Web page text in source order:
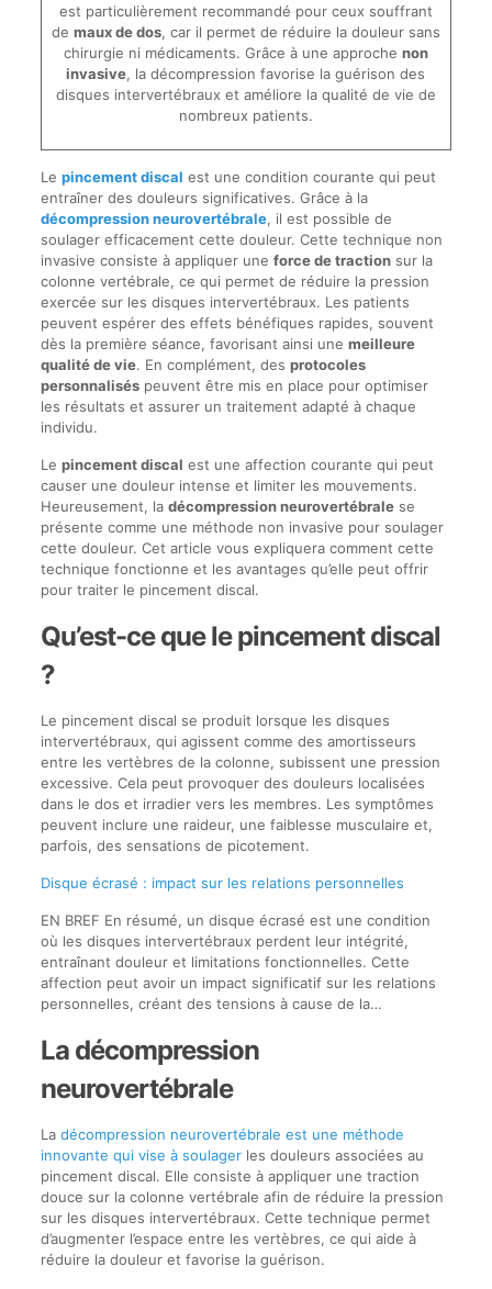
est particulièrement recommandé pour ceux souffrant
de maux de dos, car il permet de réduire la douleur sans
chirurgie ni médicaments. Grâce à une approche non
invasive, la décompression favorise la guérison des
disques intervertébraux et améliore la qualité de vie de
nombreux patients.
Le pincement discal est une condition courante qui peut
entraîner des douleurs significatives. Grâce à la
décompression neurovertébrale, il est possible de
soulager efficacement cette douleur. Cette technique non
invasive consiste à appliquer une force de tractionsur la
colonne vertébrale, ce qui permet de réduire la pression
exercée sur les disques intervertébraux. Les patients
peuvent espérer des effets bénéfiques rapides, souvent
dès la première séance, favorisant ainsi une meilleure
qualité de vie. En complément, des protocoles
personnaliséspeuvent être mis en place pour optimiser
les résultats et assurer un traitement adapté à chaque
individu.
Le pincement discal est une affection courante qui peut
causer une douleur intense et limiter les mouvements.
Heureusement, la décompression neurovertébralese
présente comme une méthode non invasive pour soulager
cette douleur. Cet article vous expliquera comment cette
technique fonctionne et les avantages qu’elle peut offrir
pour traiter le pincement discal.
Qu’est-ce que le pincement discal
?
Le pincement discal se produit lorsque les disques
intervertébraux, qui agissent comme des amortisseurs
entre les vertèbres de la colonne, subissent une pression
excessive. Cela peut provoquer des douleurs localisées
dans le dos et irradier vers les membres. Les symptômes
peuvent inclure une raideur, une faiblesse musculaire et,
parfois, des sensations de picotement.
Disque écrasé : impact sur les relations personnelles
EN BREF En résumé, un disque écrasé est une condition
où les disques intervertébraux perdent leur intégrité,
entraînant douleur et limitations fonctionnelles. Cette
affection peut avoir un impact significatif sur les relations
personnelles, créant des tensions à cause de la…
La décompression
neurovertébrale
La décompression neurovertébrale est une méthode
innovante qui vise à soulagerles douleurs associées au
pincement discal. Elle consiste à appliquer une traction
douce sur la colonne vertébrale afin de réduire la pression
sur les disques intervertébraux. Cette technique permet
d’augmenter l’espace entre les vertèbres, ce qui aide à
réduire la douleur et favorise la guérison.